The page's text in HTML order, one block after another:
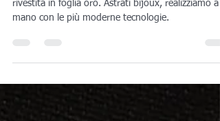
Astrati Bijoux: foglia oro e 3D
mano con le più moderne tecnologie.